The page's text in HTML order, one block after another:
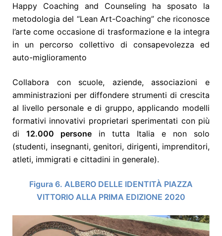
Happy Coaching and Counseling ha sposato la
metodologia del “Lean Art-Coaching” che riconosce
l’arte come occasione di trasformazione e la integra
in un percorso collettivo di consapevolezza ed
auto-miglioramento
Collabora con scuole, aziende, associazioni e
amministrazioni per diffondere strumenti di crescita
al livello personale e di gruppo, applicando modelli
formativi innovativi proprietari sperimentati con più
di 12.000 persone in tutta Italia e non solo
(studenti, insegnanti, genitori, dirigenti, imprenditori,
atleti, immigrati e cittadini in generale).
Figura 6. ALBERO DELLE IDENTITÀ PIAZZA
VITTORIO ALLA PRIMA EDIZIONE 2020